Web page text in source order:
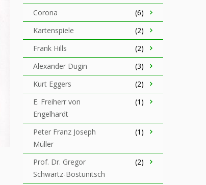
Corona
(6)
Kartenspiele
(2)
Frank Hills
(2)
Alexander Dugin
(3)
Kurt Eggers
(2)
E. Freiherr von
Engelhardt
(1)
Peter Franz Joseph
Müller
(1)
Prof. Dr. Gregor
Schwartz-Bostunitsch
(2)